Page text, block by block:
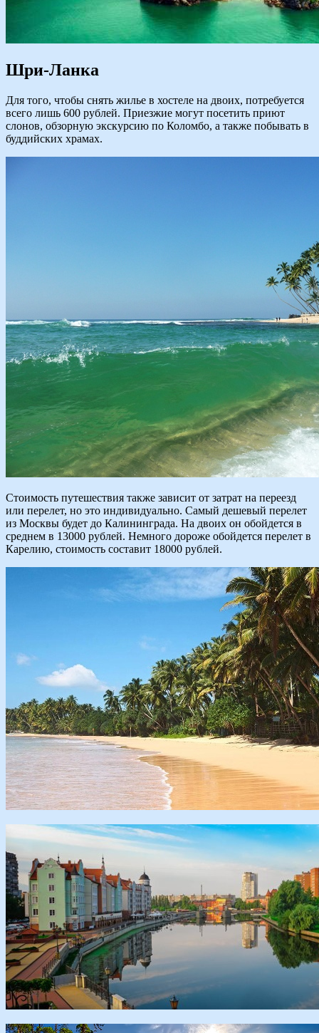
Шри-Ланка
Для того, чтобы снять жилье в хостеле на двоих, потребуется
всего лишь 600 рублей. Приезжие могут посетить приют
слонов, обзорную экскурсию по Коломбо, а также побывать в
буддийских храмах.
Стоимость путешествия также зависит от затрат на переезд
или перелет, но это индивидуально. Самый дешевый перелет
из Москвы будет до Калининграда. На двоих он обойдется в
среднем в 13000 рублей. Немного дороже обойдется перелет в
Карелию, стоимость составит 18000 рублей.